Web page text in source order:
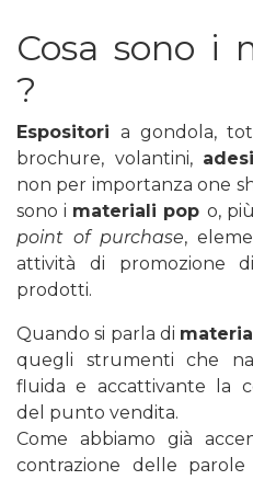
Cosa sono i
?
Espositoria gondola,
brochure, volantini,
non per importanza one
sono i materiali pop o,
point of purchase,
attività di promozione
prodotti.
Quando si parla di
quegli strumenti che
fluida e accattivante la
del punto vendita.
Come abbiamo già
contrazione delle